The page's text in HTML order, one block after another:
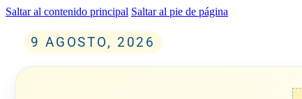
Saltar al contenido principal Saltar al pie de página
9 AGOSTO, 2026